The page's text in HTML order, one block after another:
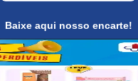
Baixe aqui nosso encarte!